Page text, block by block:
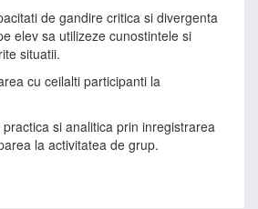
de gandire critica si divergenta
elev sa utilizeze cunostintele si
situatii.
cu ceilalti participanti la
si analitica prin inregistrarea
la activitatea de grup.